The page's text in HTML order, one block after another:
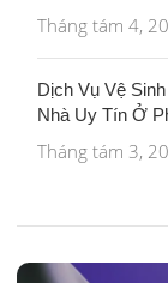
Tháng tám 4,
Dịch Vụ Vệ
Nhà Uy Tín Ở
Tháng tám 3,